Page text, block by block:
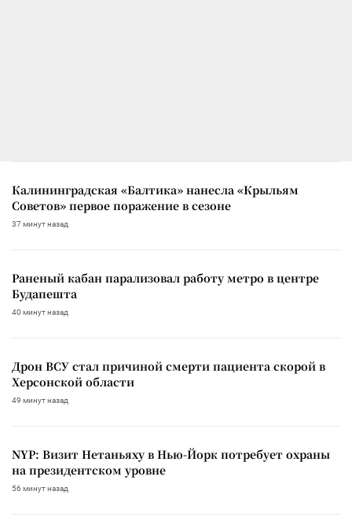
Калининградская «Балтика» нанесла «Крыльям
Советов» первое поражение в сезоне
37 минут назад
Раненый кабан парализовал работу метро в центре
Будапешта
40 минут назад
Дрон ВСУ стал причиной смерти пациента скорой в
Херсонской области
49 минут назад
NYP: Визит Нетаньяху в Нью-Йорк потребует охраны
на президентском уровне
56 минут назад